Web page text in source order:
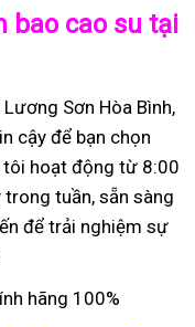
bao cao su tại
Sơn Hòa Bình,
cậy để bạn chọn
hoạt động từ 8:00
tuần, sẵn sàng
để trải nghiệm sự